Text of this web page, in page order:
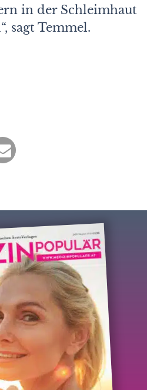
in der Schleimhaut
sagt Temmel.